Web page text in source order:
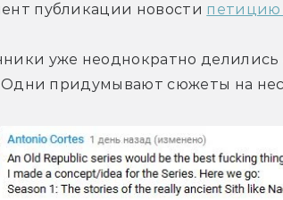
публикации новости петицию
уже неоднократно делились
Одни придумывают сюжеты на